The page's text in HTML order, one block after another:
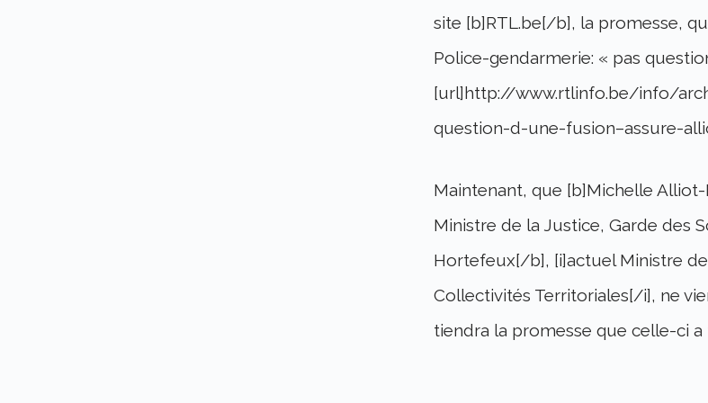
site [b]RTL.be[/b], la promesse,
Police-gendarmerie: « pas
[url]http://www.rtlinfo.be/info/
question-d-une-fusion–assure-
Maintenant, que [b]Michelle
Ministre de la Justice, Garde des
Hortefeux[/b], [i]actuel Ministre de
Collectivités Territoriales[/i], ne
tiendra la promesse que celle-ci